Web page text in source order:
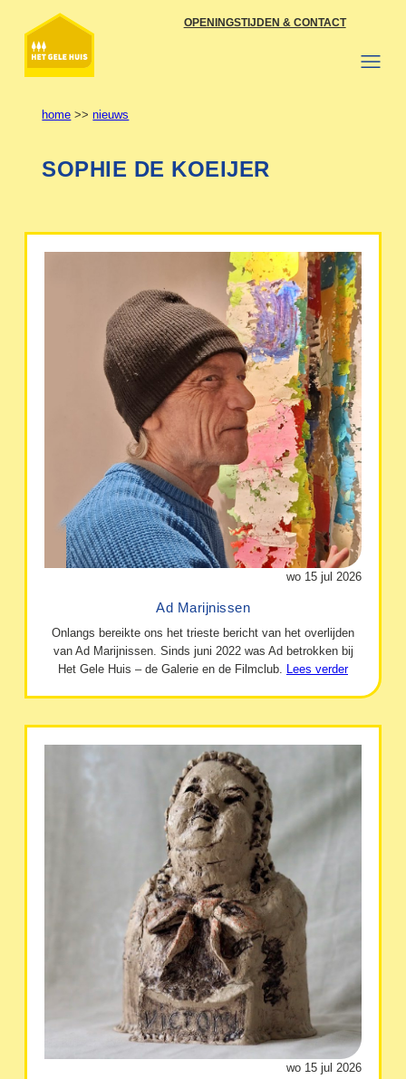
naar
inhoud
OPENINGSTIJDEN & CONTACT
home >>nieuws
SOPHIE DE KOEIJER
wo 15 jul 2026
Ad Marijnissen
Onlangs bereikte ons het trieste bericht van het overlijden
van Ad Marijnissen. Sinds juni 2022 was Ad betrokken bij
Het Gele Huis – de Galerie en de Filmclub. Lees verder
wo 15 jul 2026